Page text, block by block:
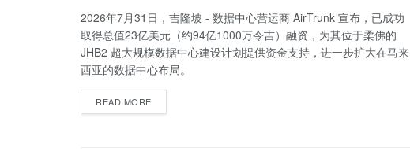
2026年7月31日，吉隆坡 - 数据中心营运商 AirTrunk 宣布，已成功
取得总值23亿美元（约94亿1000万令吉）融资，为其位于柔佛的
JHB2 超大规模数据中心建设计划提供资金支持，进一步扩大在马来
西亚的数据中心布局。
READ MORE